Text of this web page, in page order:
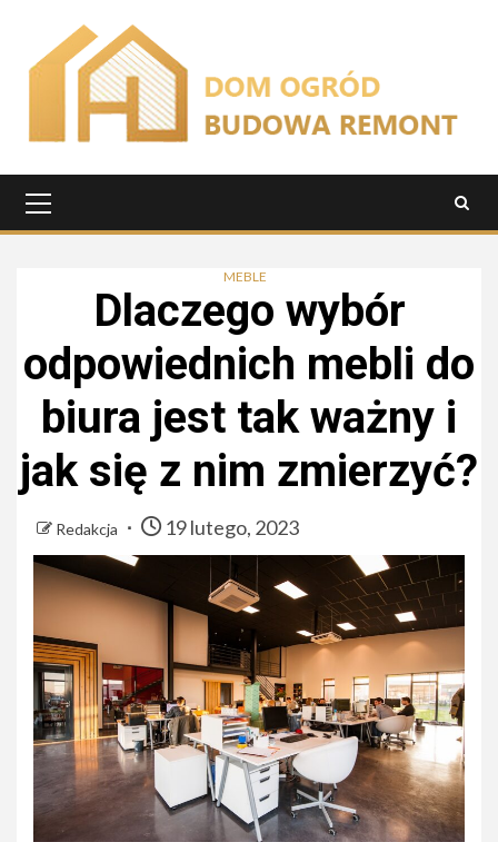
treści
główne
MEBLE
Dlaczego wybór
odpowiednich mebli do
biura jest tak ważny i
jak się z nim zmierzyć?
Redakcja 19 lutego, 2023